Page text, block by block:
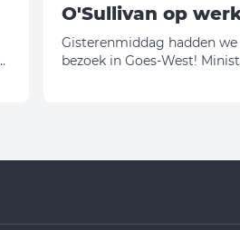
O'Sullivan op
Gisterenmiddag hadden
bezoek in Goes-West!